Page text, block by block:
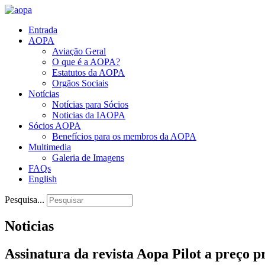
Entrada
AOPA
Aviação Geral
O que é a AOPA?
Estatutos da AOPA
Orgãos Sociais
Notícias
Notícias para Sócios
Noticias da IAOPA
Sócios AOPA
Benefícios para os membros da AOPA
Multimedia
Galeria de Imagens
FAQs
English
Pesquisa...
Noticias
Assinatura da revista Aopa Pilot a preço